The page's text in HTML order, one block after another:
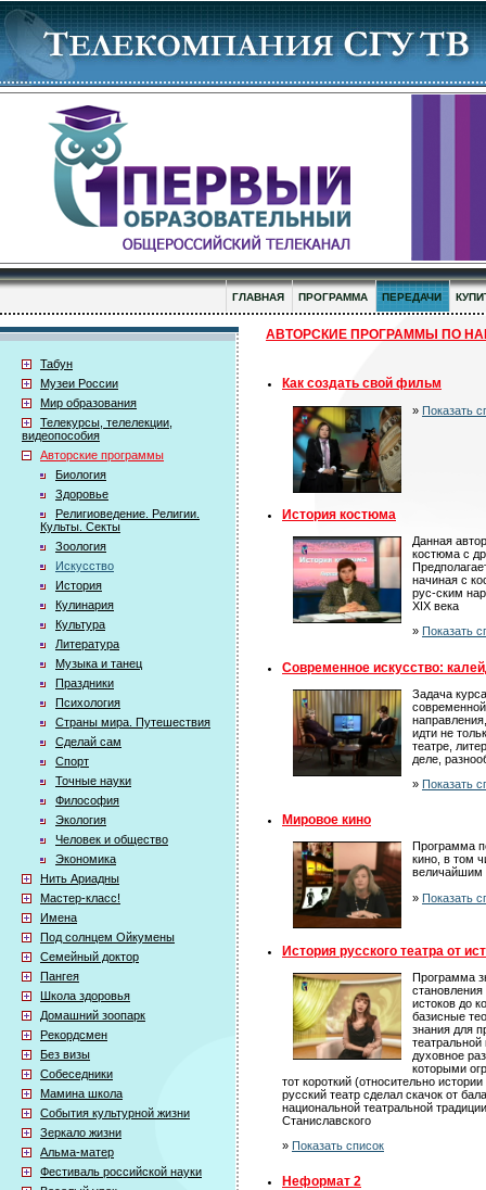
ГЛАВНАЯ ПРОГРАММА ПЕРЕДАЧИ
Табун
Музеи России
Мир образования
Телекурсы, телелекции,
видеопособия
Авторские программы
Биология
Здоровье
Религиоведение. Религии.
Культы. Секты
Зоология
Искусство
История
Кулинария
Культура
Литература
Музыка и танец
Праздники
Психология
Страны мира. Путешествия
Сделай сам
Спорт
Точные науки
Философия
Экология
Человек и общество
Экономика
Нить Ариадны
Мастер-класс!
Имена
Под солнцем Ойкумены
Семейный доктор
Пангея
Школа здоровья
Домашний зоопарк
Рекордсмен
Без визы
Собеседники
Мамина школа
События культурной жизни
Зеркало жизни
Альма-матер
Фестиваль российской науки
АВТОРСКИЕ ПРОГРАММЫ ПО
Как создать свой фильм
» Показать
История костюма
Данная
костюма с
начиная с
рус-ским
XIX века
» Показать
Современное искусство:
Задача
идти не
театре,
деле,
» Показать
Мировое кино
Программа
кино, в том
величайшим
» Показать
История русского театра от
Программа
становления
истоков до
базисные
знания для
театральной
духовное
которыми
тот короткий (относительно
русский театр сделал скачок от
национальной театральной
Станиславского
» Показать список
Неформат 2